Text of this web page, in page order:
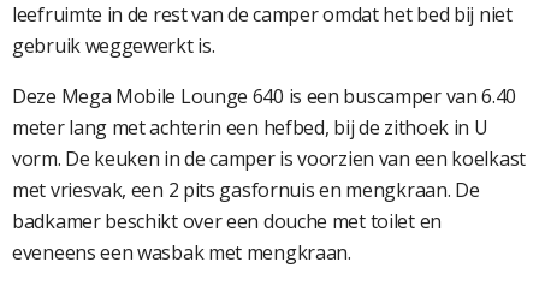
leefruimte in de rest van de camper omdat het bed bij niet
gebruik weggewerkt is.
Deze Mega Mobile Lounge 640 is een buscamper van 6.40
meter lang met achterin een hefbed, bij de zithoek in U
vorm. De keuken in de camper is voorzien van een koelkast
met vriesvak, een 2 pits gasfornuis en mengkraan. De
badkamer beschikt over een douche met toilet en
eveneens een wasbak met mengkraan.